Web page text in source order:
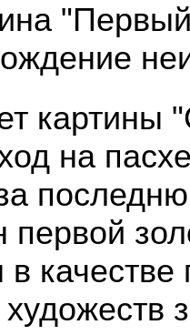
картины
на
первой
в